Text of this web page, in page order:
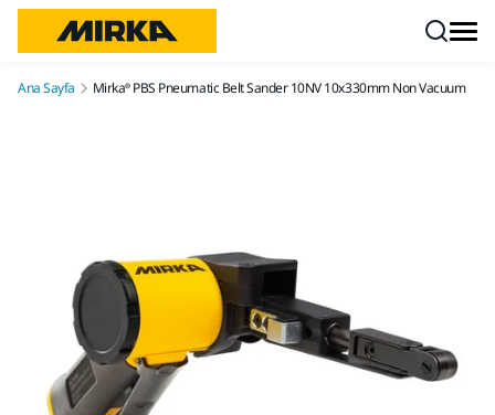
Ana Sayfa Mirka® PBS Pneumatic Belt Sander 10NV 10x330mm Non Vacuum